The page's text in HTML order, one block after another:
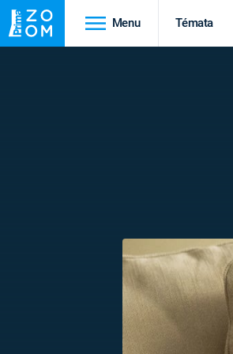
Menu Témata